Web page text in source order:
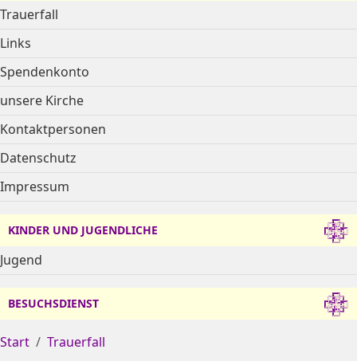
Trauerfall
Links
Spendenkonto
unsere Kirche
Kontaktpersonen
Datenschutz
Impressum
KINDER UND JUGENDLICHE
Jugend
BESUCHSDIENST
Start Trauerfall